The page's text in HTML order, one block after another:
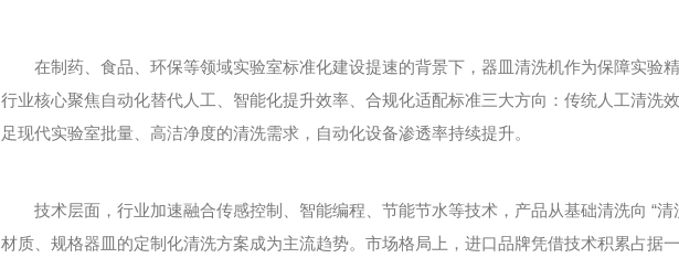
在制药、食品、环保等领域实验室标准化建设提速的背景下，器皿清洗机作为保障实验
行业核心聚焦自动化替代人工、智能化提升效率、合规化适配标准三大方向：传统人工清洗
足现代实验室批量、高洁净度的清洗需求，自动化设备渗透率持续提升。
技术层面，行业加速融合传感控制、智能编程、节能节水等技术，产品从基础清洗向 “清
材质、规格器皿的定制化清洗方案成为主流趋势。市场格局上，进口品牌凭借技术积累占据